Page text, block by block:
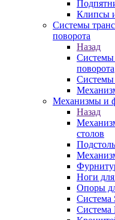
Клипсы
Системы
поворота
Назад
Системы
поворота
Системы
Механизмы и
Назад
столов
Ноги
Опоры
Система